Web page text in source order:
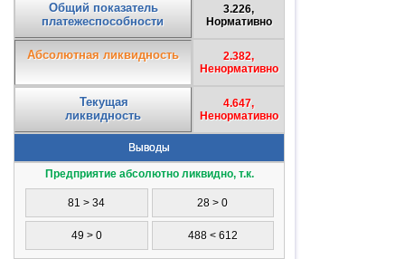
Общий показатель
платежеспособности
3.226,
Нормативно
Абсолютная ликвидность
2.382,
Ненормативно
Текущая
ликвидность
4.647,
Ненормативно
Выводы
Предприятие абсолютно ликвидно, т.к.
81 > 34 28 > 0
49 > 0 488 < 612